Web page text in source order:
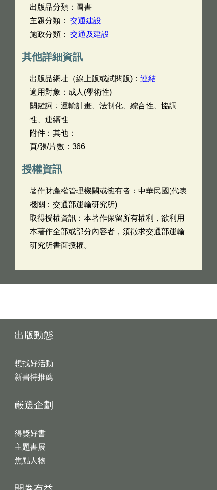
出版品分類：圖書
主題分類： 交通建設
施政分類： 交通及建設
其他詳細資訊
出版品網址（線上版或試閱版)： 連結
適用對象：成人(學術性)
關鍵詞：運輸計畫、法制化、綜合性、協調
性、連續性
附件：其他：
頁/張/片數：366
授權資訊
著作財產權管理機關或擁有者：中華民國(代表
機關：交通部運輸研究所)
取得授權資訊：本著作保留所有權利，欲利用
本著作全部或部分內容者，須徵求交通部運輸
研究所書面授權。
出版動態
想找好活動
新書特推薦
嚴選企劃
得獎好書
主題書展
焦點人物